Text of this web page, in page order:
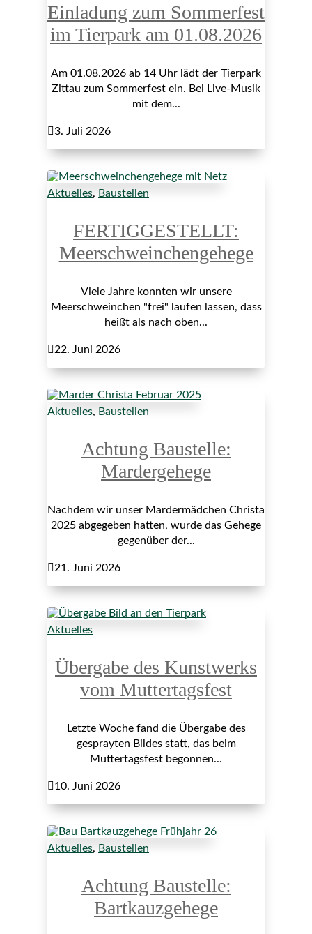
Einladung zum Sommerfest
im Tierpark am 01.08.2026
Am 01.08.2026 ab 14 Uhr lädt der Tierpark
Zittau zum Sommerfest ein. Bei Live-Musik
mit dem...
3. Juli 2026
Aktuelles, Baustellen
FERTIGGESTELLT:
Meerschweinchengehege
Viele Jahre konnten wir unsere
Meerschweinchen "frei" laufen lassen, dass
heißt als nach oben...
22. Juni 2026
Aktuelles, Baustellen
Achtung Baustelle:
Mardergehege
Nachdem wir unser Mardermädchen Christa
2025 abgegeben hatten, wurde das Gehege
gegenüber der...
21. Juni 2026
Aktuelles
Übergabe des Kunstwerks
vom Muttertagsfest
Letzte Woche fand die Übergabe des
gesprayten Bildes statt, das beim
Muttertagsfest begonnen...
10. Juni 2026
Aktuelles, Baustellen
Achtung Baustelle:
Bartkauzgehege